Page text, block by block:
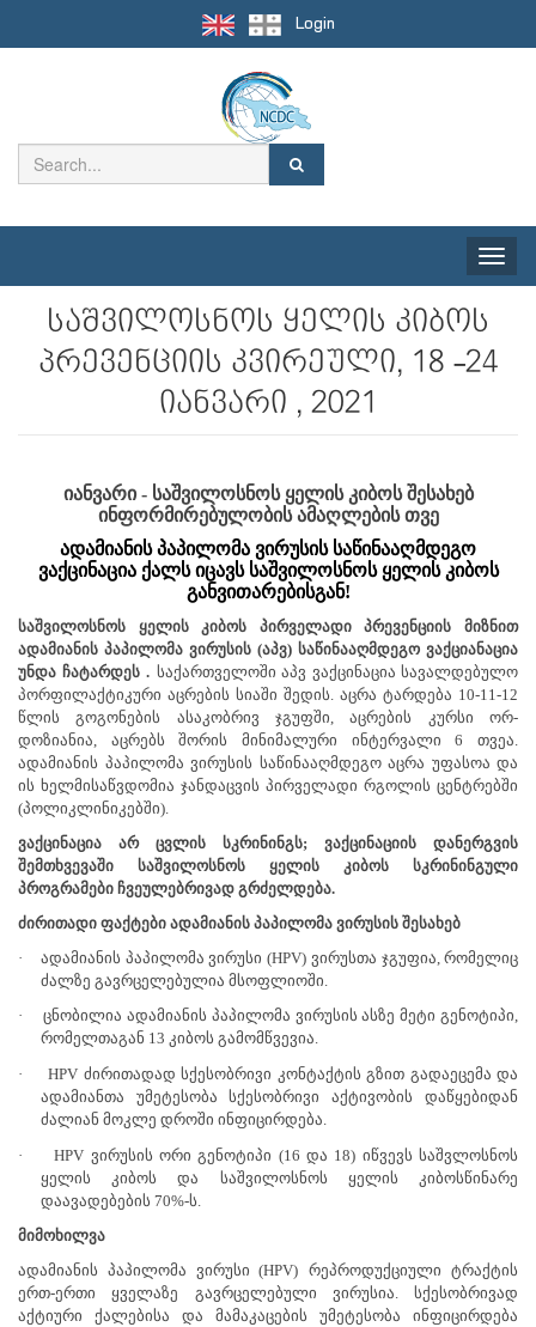
Login
Toggle
საშვილოსნოს ყელის კიბოს
პრევენციის კვირეული, 18 -24
იანვარი , 2021
იანვარი - საშვილოსნოს ყელის კიბოს შესახებ
ინფორმირებულობის ამაღლების თვე
ადამიანის პაპილომა ვირუსის საწინააღმდეგო
ვაქცინაცია ქალს იცავს საშვილოსნოს ყელის კიბოს
განვითარებისგან!
საშვილოსნოს ყელის კიბოს პირველადი პრევენციის მიზნით
ადამიანის პაპილომა ვირუსის (აპვ) საწინააღმდეგო ვაქციანაცია
უნდა ჩატარდეს . საქართველოში აპვ ვაქცინაცია სავალდებულო
პორფილაქტიკური აცრების სიაში შედის. აცრა ტარდება 10-11-12
წლის გოგონების ასაკობრივ ჯგუფში, აცრების კურსი ორ-
დოზიანია, აცრებს შორის მინიმალური ინტერვალი 6 თვეა.
ადამიანის პაპილომა ვირუსის საწინააღმდეგო აცრა უფასოა და
ის ხელმისაწვდომია ჯანდაცვის პირველადი რგოლის ცენტრებში
(პოლიკლინიკებში).
ვაქცინაცია არ ცვლის სკრინინგს; ვაქცინაციის დანერგვის
შემთხვევაში საშვილოსნოს ყელის კიბოს სკრინინგული
პროგრამები ჩვეულებრივად გრძელდება.
ძირითადი ფაქტები ადამიანის პაპილომა ვირუსის შესახებ
·
ადამიანის პაპილომა ვირუსი (HPV) ვირუსთა ჯგუფია, რომელიც
ძალზე გავრცელებულია მსოფლიოში.
·
ცნობილია ადამიანის პაპილომა ვირუსის ასზე მეტი გენოტიპი,
რომელთაგან 13 კიბოს გამომწვევია.
·
HPV ძირითადად სქესობრივი კონტაქტის გზით გადაეცემა და
ადამიანთა უმეტესობა სქესობრივი აქტივობის დაწყებიდან
ძალიან მოკლე დროში ინფიცირდება.
·
HPV ვირუსის ორი გენოტიპი (16 და 18) იწვევს საშვლოსნოს
ყელის კიბოს და საშვილოსნოს ყელის კიბოსწინარე
დაავადებების 70%-ს.
მიმოხილვა
ადამიანის პაპილომა ვირუსი(HPV)
რეპროდუქციული ტრაქტის
ერთ-ერთი ყველაზე გავრცელებული ვირუსია. სქესობრივად
აქტიური ქალებისა და მამაკაცების უმეტესობა ინფიცირდება